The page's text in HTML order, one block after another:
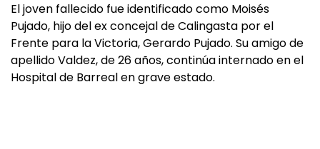
El joven fallecido fue identificado como Moisés
Pujado, hijo del ex concejal de Calingasta por el
Frente para la Victoria, Gerardo Pujado. Su amigo de
apellido Valdez, de 26 años, continúa internado en el
Hospital de Barreal en grave estado.